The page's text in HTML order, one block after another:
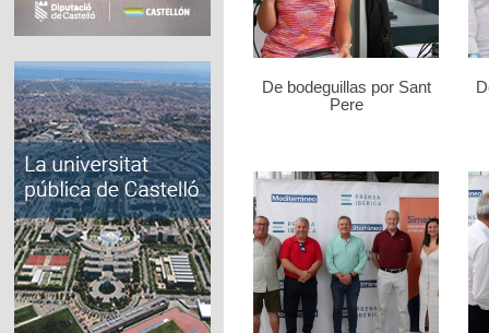
De bodeguillas por Sant
Pere